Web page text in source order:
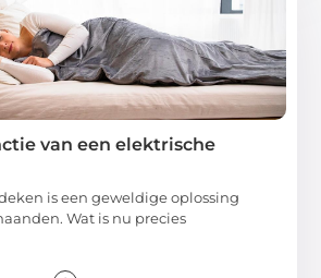
van een elektrische
is een geweldige oplossing
Wat is nu precies